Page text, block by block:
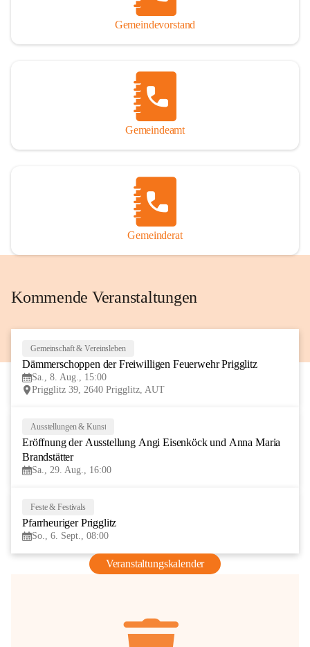
Gemeindevorstand
Gemeindeamt
Gemeinderat
Kommende Veranstaltungen
Gemeinschaft & Vereinsleben
Dämmerschoppen der Freiwilligen Feuerwehr Prigglitz
Sa., 8. Aug., 15:00
Prigglitz 39, 2640 Prigglitz, AUT
AUG
Ausstellungen & Kunst
Eröffnung der Ausstellung Angi Eisenköck und Anna Maria
Brandstätter
Sa., 29. Aug., 16:00
Feste & Festivals
Pfarrheuriger Prigglitz
So., 6. Sept., 08:00
Veranstaltungskalender